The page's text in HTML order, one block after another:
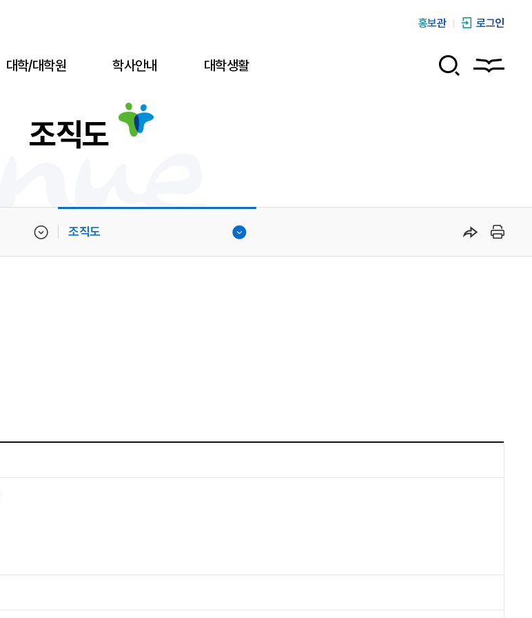
홍보관 로그인
대학/대학원 학사안내 대학생활
조직도
조직도